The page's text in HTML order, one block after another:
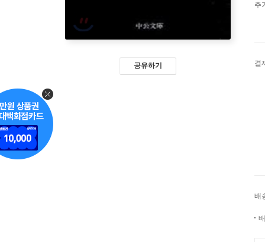
공유하기
추
결
배